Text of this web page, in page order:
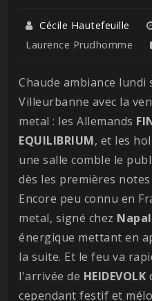
Cécile Hautefeuille
Laurence Prudhomme
Chaude ambiance lundi
Villeurbanne avec la
metal : les Allemands
EQUILIBRIUM, et les
une salle comble le
dès les premières notes
Encore peu connu en
metal, signé chez
énergique mettant en
la suite. Et le feu va
l'arrivée de HEIDEVOLK
cependant festif et